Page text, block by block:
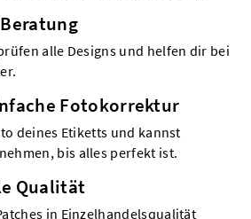
alle Designs und helfen dir bei
Fotokorrektur
deines Etiketts und kannst
bis alles perfekt ist.
Qualität
in Einzelhandelsqualität